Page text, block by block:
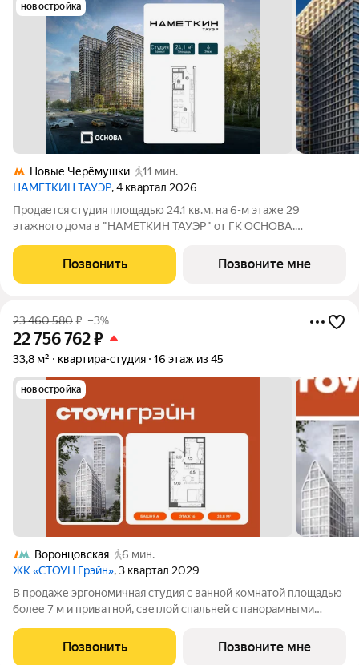
новостройка
Новые Черёмушки
11 мин.
НАМЕТКИН ТАУЭР, 4 квартал 2026
Продается студия площадью 24.1 кв.м. на 6-м этаже 29
этажного дома в "НАМЕТКИН ТАУЭР" от ГК ОСНОВА.
обслуживанием, располагается в районе Черёмушки на Юго-
Западе Москвы. Архитектура от известного
Позвонить Позвоните мне
23 460 580₽ –3%
22 756 762₽
33,8 м² квартира-студия 16 этаж из 45
новостройка
Воронцовская
6 мин.
ЖК «СТОУН Грэйн», 3 квартал 2029
В продаже эргономичная студия с ванной комнатой площадью
более 7 м и приватной, светлой спальней с панорамными
организовать угловую кухню с полноценнгым вместительным
гарнитуром и мягкую зону отдыха
Позвонить Позвоните мне